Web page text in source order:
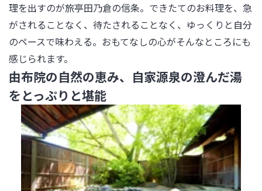
理を出すのが旅亭田乃倉の信条。できたてのお料理を、急
がされることなく、待たされることなく、ゆっくりと自分
のペースで味わえる。おもてなしの心がそんなところにも
感じられます。
由布院の自然の恵み、自家源泉の澄んだ湯
をとっぷりと堪能